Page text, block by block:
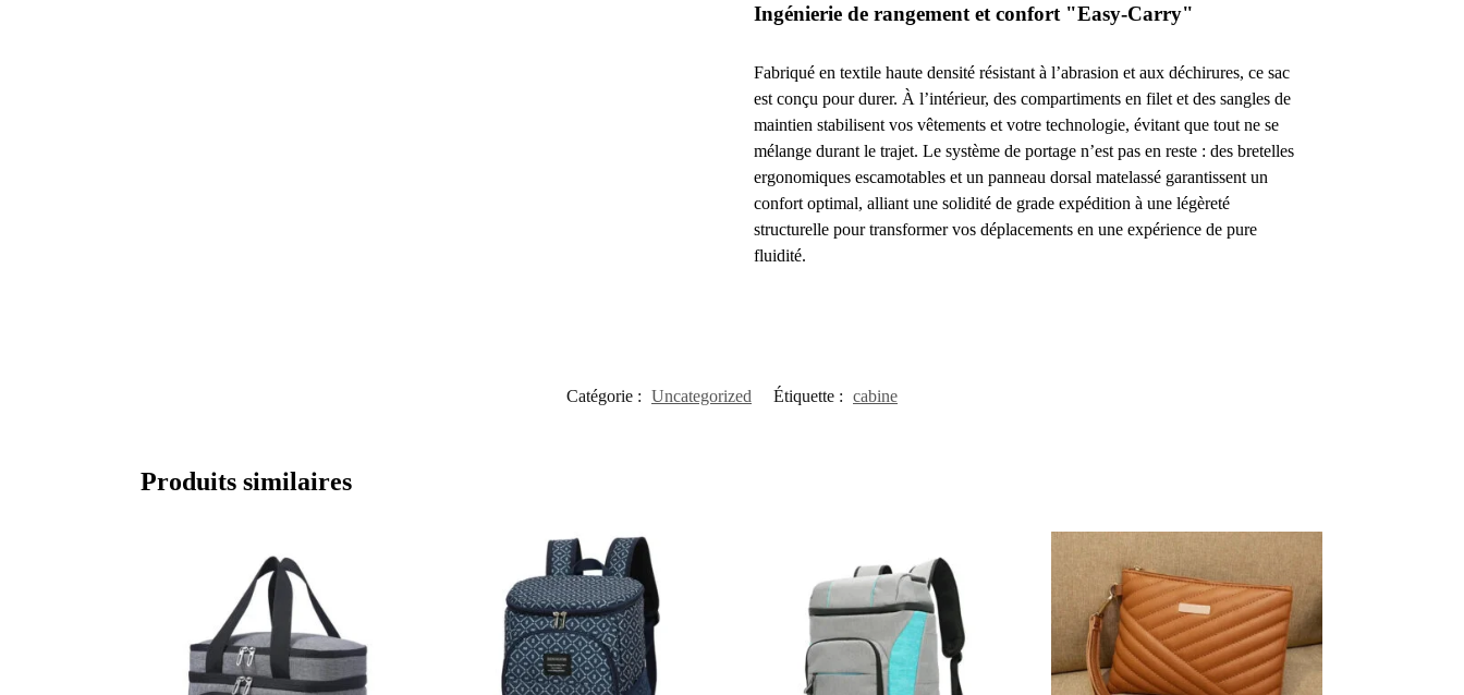
Ingénierie de rangement et confort "Easy-Carry"
Fabriqué en textile haute densité résistant à l’abrasion et aux déchirures, ce sac
est conçu pour durer. À l’intérieur, des compartiments en filet et des sangles de
maintien stabilisent vos vêtements et votre technologie, évitant que tout ne se
mélange durant le trajet. Le système de portage n’est pas en reste : des bretelles
ergonomiques escamotables et un panneau dorsal matelassé garantissent un
confort optimal, alliant une solidité de grade expédition à une légèreté
structurelle pour transformer vos déplacements en une expérience de pure
fluidité.
Catégorie : Uncategorized Étiquette : cabine
Produits similaires